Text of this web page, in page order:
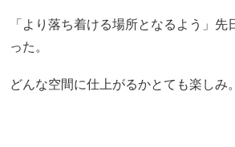
「より落ち着ける場所となるよう」先
った。
どんな空間に仕上がるかとても楽しみ。